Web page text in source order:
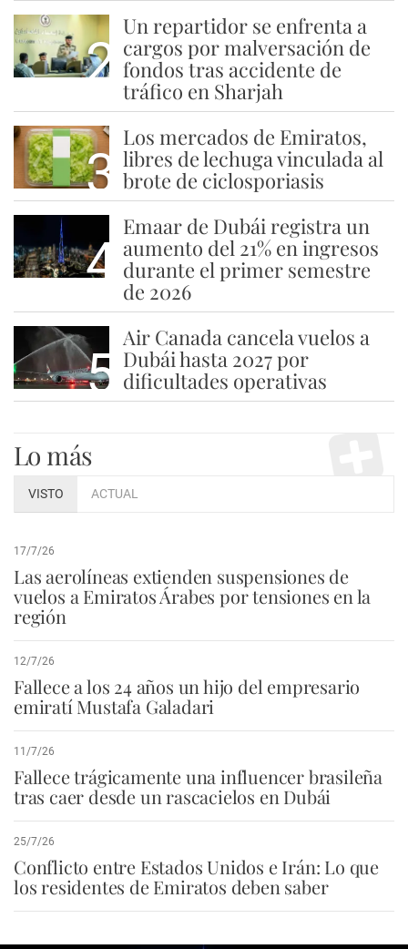
2
Un repartidor se enfrenta a
cargos por malversación de
fondos tras accidente de
tráfico en Sharjah
3
Los mercados de Emiratos,
libres de lechuga vinculada al
brote de ciclosporiasis
4
Emaar de Dubái registra un
aumento del 21% en ingresos
durante el primer semestre
de 2026
5
Air Canada cancela vuelos a
Dubái hasta 2027 por
dificultades operativas
Lo más
VISTO ACTUAL
17/7/26
Las aerolíneas extienden suspensiones de
vuelos a Emiratos Árabes por tensiones en la
región
12/7/26
Fallece a los 24 años un hijo del empresario
emiratí Mustafa Galadari
11/7/26
Fallece trágicamente una influencer brasileña
tras caer desde un rascacielos en Dubái
25/7/26
Conflicto entre Estados Unidos e Irán: Lo que
los residentes de Emiratos deben saber